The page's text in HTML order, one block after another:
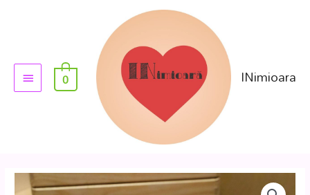
INimioara
0